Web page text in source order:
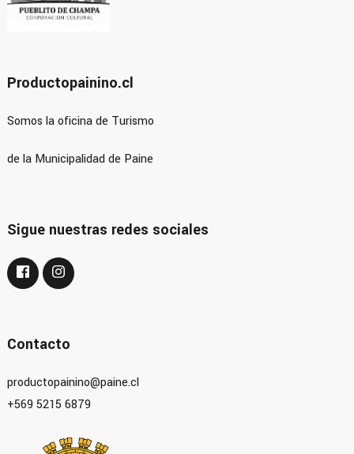
Productopainino.cl
Somos la oficina de Turismo
de la Municipalidad de Paine
Sigue nuestras redes sociales
Contacto
productopainino@paine.cl
+569 5215 6879